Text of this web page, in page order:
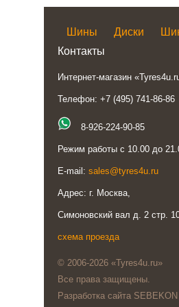
Шины Диски
Контакты
Интернет-магазин
Телефон: +7 (495) 741-86-86
8-926-224-90-85
Режим работы с 10.00 до
E-mail: sales@tyres4u.ru
Адрес: г. Москва,
Симоновский вал д. 2 стр.
схема проезда
© 2006-2026 «Tyres4u.ru»
Все права защищены.
Разработка сайта SEBEKON